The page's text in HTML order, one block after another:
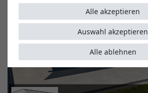
Alle akzeptieren
Alle ablehnen
Auswahl akzeptieren